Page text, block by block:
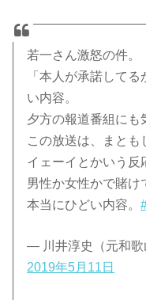
若一さん激怒の件。
「本人が承諾して
い内容。
夕方の報道番組にも
この放送は、まとも
イェーイとかいう反
男性か女性かで賭け
本当にひどい内容。
— 川井淳史（元和歌
2019年5月11日